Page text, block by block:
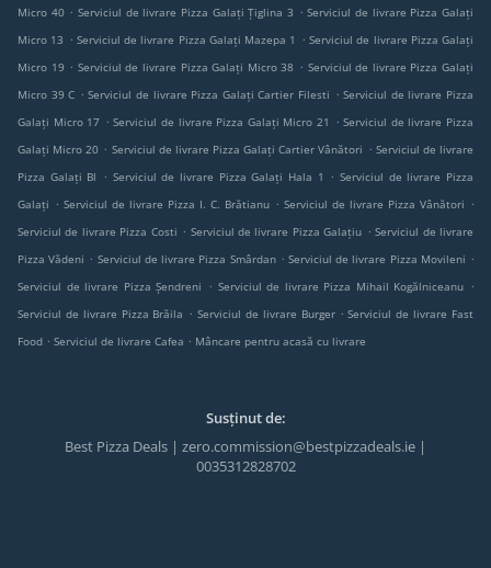
Micro 40 . Serviciul de livrare Pizza Galați Țiglina 3 . Serviciul de livrare Pizza Galați
Micro 13 . Serviciul de livrare Pizza Galați Mazepa 1 . Serviciul de livrare Pizza Galați
Micro 19 . Serviciul de livrare Pizza Galați Micro 38 . Serviciul de livrare Pizza Galați
Micro 39 C . Serviciul de livrare Pizza Galați Cartier Filesti . Serviciul de livrare Pizza
Galați Micro 17 . Serviciul de livrare Pizza Galați Micro 21 . Serviciul de livrare Pizza
Galați Micro 20 . Serviciul de livrare Pizza Galați Cartier Vânători . Serviciul de livrare
Pizza Galați Bl
. Serviciul de livrare Pizza Galați Hala 1 . Serviciul de livrare Pizza
Galați . Serviciul de livrare Pizza I. C. Brătianu . Serviciul de livrare Pizza Vânători .
Serviciul de livrare Pizza Costi . Serviciul de livrare Pizza Galațiu . Serviciul de livrare
Pizza Vădeni . Serviciul de livrare Pizza Smârdan . Serviciul de livrare Pizza Movileni .
Serviciul de livrare Pizza Șendreni
. Serviciul de livrare Pizza Mihail Kogălniceanu .
Serviciul de livrare Pizza Brăila . Serviciul de livrare Burger . Serviciul de livrare Fast
Food . Serviciul de livrare Cafea . Mâncare pentru acasă cu livrare
Susținut de:
Best Pizza Deals | zero.commission@bestpizzadeals.ie |
0035312828702